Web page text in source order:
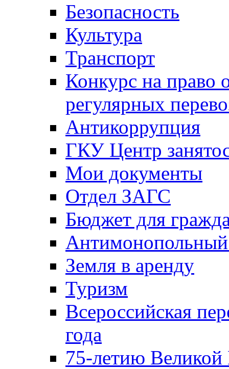
Безопасность
Культура
Транспорт
Конкурс на право
регулярных
Антикоррупция
ГКУ Центр
Мои документы
Отдел ЗАГС
Бюджет для
Антимонопольный
Земля в аренду
Туризм
Всероссийская
года
75-летию